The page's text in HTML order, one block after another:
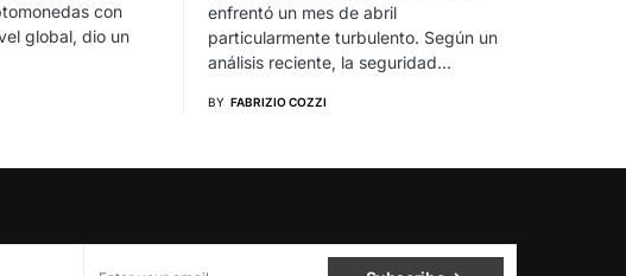
con
global, dio un
enfrentó un mes de abril
particularmente turbulento. Según un
análisis reciente, la seguridad…
BY FABRIZIO COZZI